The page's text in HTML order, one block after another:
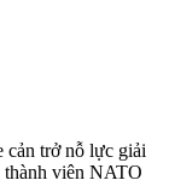
cản trở nỗ lực giải
thành viên NATO